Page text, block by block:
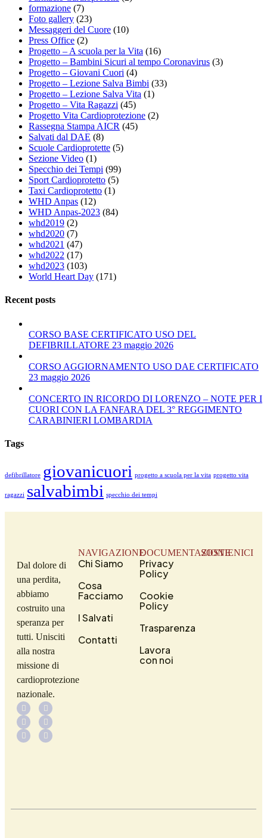
formazione (7)
Foto gallery (23)
Messaggeri del Cuore (10)
Press Office (2)
Progetto – A scuola per la Vita (16)
Progetto – Bambini Sicuri al tempo Coronavirus (3)
Progetto – Giovani Cuori (4)
Progetto – Lezione Salva Bimbi (33)
Progetto – Lezione Salva Vita (1)
Progetto – Vita Ragazzi (45)
Progetto Vita Cardioprotezione (2)
Rassegna Stampa AICR (45)
Salvati dal DAE (8)
Scuole Cardioprotette (5)
Sezione Video (1)
Specchio dei Tempi (99)
Sport Cardioprotetto (5)
Taxi Cardioprotetto (1)
WHD Anpas (12)
WHD Anpas-2023 (84)
whd2019 (2)
whd2020 (7)
whd2021 (47)
whd2022 (17)
whd2023 (103)
World Heart Day (171)
Recent posts
CORSO BASE CERTIFICATO USO DEL
DEFIBRILLATORE 23 maggio 2026
CORSO AGGIORNAMENTO USO DAE CERTIFICATO
23 maggio 2026
CONCERTO IN RICORDO DI LORENZO – NOTE PER I
CUORI CON LA FANFARA DEL 3° REGGIMENTO
CARABINIERI LOMBARDIA
Tags
defibrillatore giovanicuori progetto a scuola per la vita progetto vita
ragazzi salvabimbi specchio dei tempi
Dal dolore di
una perdita,
abbiamo
costruito una
speranza per
tutti. Unisciti
alla nostra
missione di
cardioprotezione
nazionale.
NAVIGAZIONE
Chi Siamo
Cosa
Facciamo
I Salvati
Contatti
DOCUMENTAZIONE
Privacy
Policy
Cookie
Policy
Trasparenza
Lavora
con noi
SOSTIENICI